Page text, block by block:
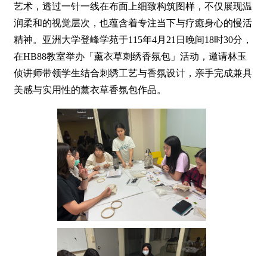
艺术，透过一针一线在布面上细致构筑图样，不仅展现温
润柔和的视觉层次，也蕴含着专注当下与疗癒身心的慢活
精神。亚洲大学登峰学苑于115年4月21日晚间18时30分，
在HB88教室举办「薰衣草刺绣香氛包」活动，邀请林玉
侦讲师带领学生结合刺绣工艺与香氛设计，亲手完成兼具
美感与实用性的薰衣草香氛包作品。